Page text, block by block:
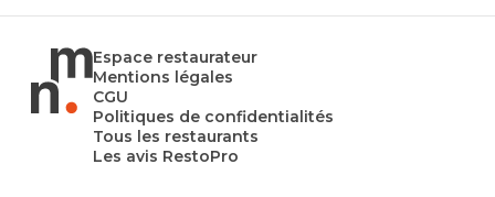
Espace restaurateur
Mentions légales
CGU
Politiques de confidentialités
Tous les restaurants
Les avis RestoPro